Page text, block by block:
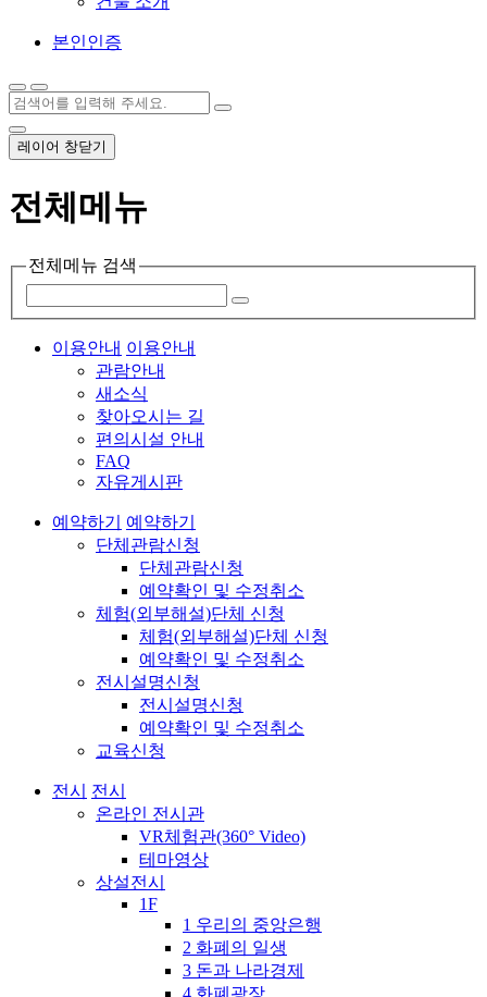
본인인증
레이어 창닫기
전체메뉴
전체메뉴 검색
이용안내 이용안내
관람안내
새소식
찾아오시는 길
편의시설 안내
FAQ
자유게시판
예약하기
예약하기
단체관람신청
단체관람신청
예약확인 및 수정취소
체험(외부해설)단체 신청
체험(외부해설)단체 신청
예약확인 및 수정취소
전시설명신청
전시설명신청
예약확인 및 수정취소
교육신청
전시
전시
온라인 전시관
VR체험관(360° Video)
테마영상
상설전시
1F
1 우리의 중앙은행
2 화폐의 일생
3 돈과 나라경제
4 화폐광장